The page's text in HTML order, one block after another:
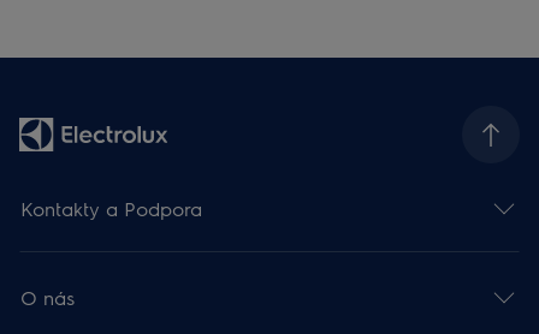
Kontakty a Podpora
O nás